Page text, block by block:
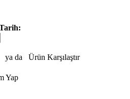
ya da Ürün Karşılaştır
Yap